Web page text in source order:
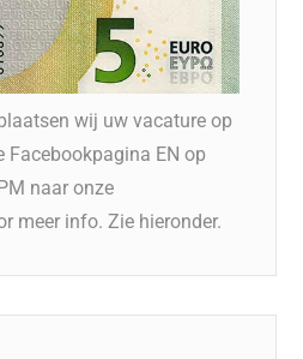
wij uw vacature op
Facebookpagina EN op
naar onze
meer info. Zie hieronder.